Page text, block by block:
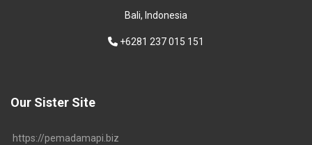
Bali, Indonesia
+6281 237 015 151
Our Sister Site
https://pemadamapi.biz